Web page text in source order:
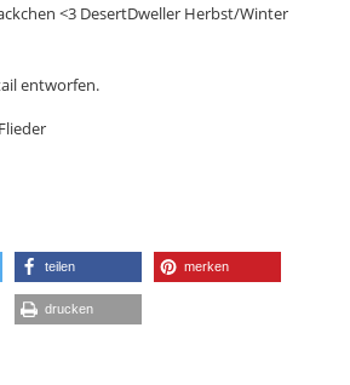
<3 DesertDweller Herbst/Winter
entworfen.
teilen merken
drucken